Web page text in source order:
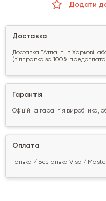
Додати
Доставка
Доставка "Атлант" в Харкові,
(відправка за 100%
Гарантія
Офіційна гарантія виробника,
Оплата
Готівка / Безготівка Visa /